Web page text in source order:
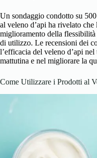
Un sondaggio condotto su
al veleno d’api ha rivelato che
miglioramento della
di utilizzo. Le recensioni dei
l’efficacia del veleno d’api
mattutina e nel migliorare la
Come Utilizzare i Prodotti al